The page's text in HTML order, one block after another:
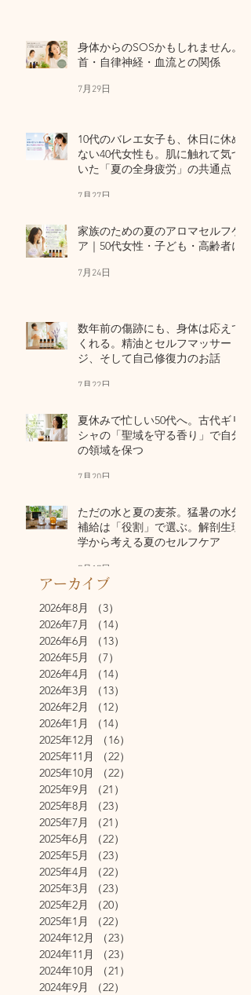
身体からのSOSかもしれません。
首・自律神経・血流との関係
7月29日
10代のバレエ女子も、休日に休め
ない40代女性も。肌に触れて気づ
いた「夏の全身疲労」の共通点
7月27日
家族のための夏のアロマセルフケ
ア｜50代女性・子ども・高齢者に
7月24日
数年前の傷跡にも、身体は応えて
くれる。精油とセルフマッサー
ジ、そして自己修復力のお話
7月22日
夏休みで忙しい50代へ。古代ギリ
シャの「聖域を守る香り」で自分
の領域を保つ
7月20日
ただの水と夏の麦茶。猛暑の水分
補給は「役割」で選ぶ。解剖生理
学から考える夏のセルフケア
7月17日
アーカイブ
2026年8月
（3）
2026年7月
（14）
2026年6月
（13）
2026年5月
（7）
2026年4月
（14）
2026年3月
（13）
2026年2月
（12）
2026年1月
（14）
2025年12月
（16）
2025年11月
（22）
2025年10月
（22）
2025年9月
（21）
2025年8月
（23）
2025年7月
（21）
2025年6月
（22）
2025年5月
（23）
2025年4月
（22）
2025年3月
（23）
2025年2月
（20）
2025年1月
（22）
2024年12月
（23）
2024年11月
（23）
2024年10月
（21）
2024年9月
（22）